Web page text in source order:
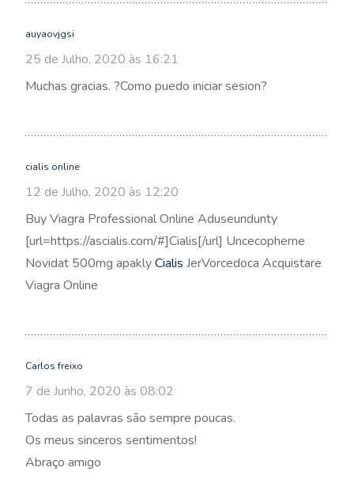
auyaovjgsi
25 de Julho, 2020 às 16:21
Muchas gracias. ?Como puedo iniciar sesion?
cialis online
12 de Julho, 2020 às 12:20
Buy Viagra Professional Online Aduseundunty
[url=https://ascialis.com/#]Cialis[/url] Uncecopherne
Novidat 500mg apaklyCialis JerVorcedoca Acquistare
Viagra Online
Carlos freixo
7 de Junho, 2020 às 08:02
Todas as palavras são sempre poucas.
Os meus sinceros sentimentos!
Abraço amigo